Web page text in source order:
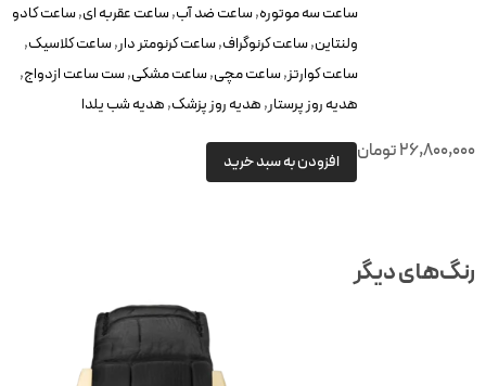
ساعت سه موتوره,ساعت ضد آب,ساعت عقربه ای,ساعت کادو
ولنتاین,ساعت کرنوگراف,ساعت کرنومتر دار,ساعت کلاسیک,
ساعت کوارتز,ساعت مچی,ساعت مشکی,ست ساعت ازدواج,
هدیه روز پرستار,هدیه روز پزشک,هدیه شب یلدا
تومان افزودن به سبد خرید
دیگر